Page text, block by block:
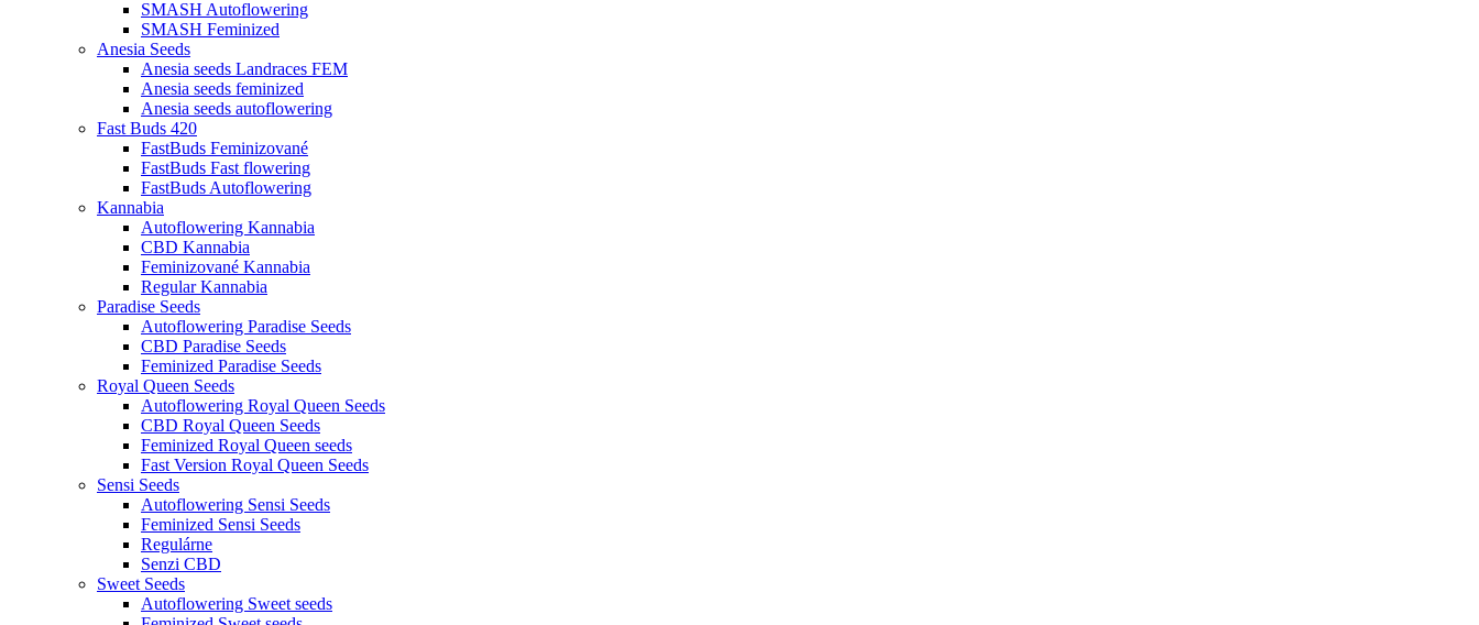
SMASH Autoflowering
SMASH Feminized
Anesia Seeds
Anesia seeds Landraces FEM
Anesia seeds feminized
Anesia seeds autoflowering
Fast Buds 420
FastBuds Feminizované
FastBuds Fast flowering
FastBuds Autoflowering
Kannabia
Autoflowering Kannabia
CBD Kannabia
Feminizované Kannabia
Regular Kannabia
Paradise Seeds
Autoflowering Paradise Seeds
CBD Paradise Seeds
Feminized Paradise Seeds
Royal Queen Seeds
Autoflowering Royal Queen Seeds
CBD Royal Queen Seeds
Feminized Royal Queen seeds
Fast Version Royal Queen Seeds
Sensi Seeds
Autoflowering Sensi Seeds
Feminized Sensi Seeds
Regulárne
Senzi CBD
Sweet Seeds
Autoflowering Sweet seeds